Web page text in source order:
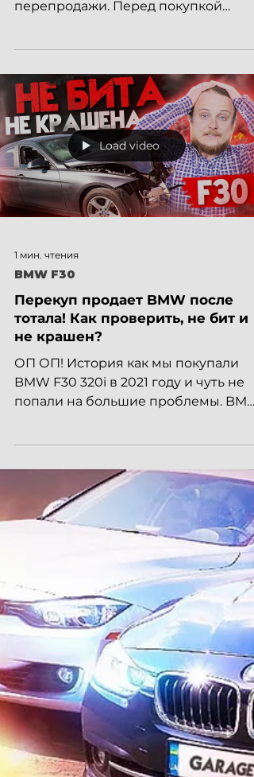
перепродажи. Перед покупкой
Load video
1 мин. чтения
BMW F30
Перекуп продает BMW после
тотала! Как проверить, не бит и
не крашен?
ОП ОП! История как мы покупали
BMW F30 320i в 2021 году и чуть не
попали на большие проблемы. BMW